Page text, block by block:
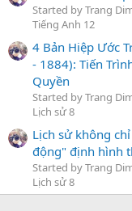
Started by Trang
Tiếng Anh 12
4 Bản Hiệp Ước
- 1884): Tiến
Quyền
Started by Trang
Lịch sử 8
Lịch sử không
động" định hình
Started by Trang
Lịch sử 8